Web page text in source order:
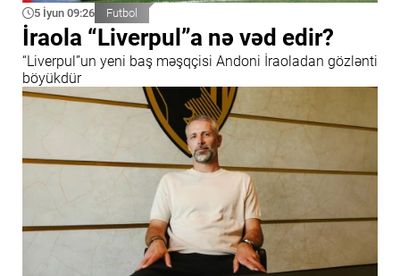
5 İyun 09:26 Futbol
İraola “Liverpul”a nə vəd edir?
“Liverpul”un yeni baş məşqçisi Andoni İraoladan gözlənti
böyükdür